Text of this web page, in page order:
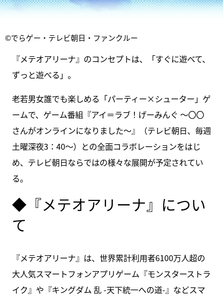
©でらゲー・テレビ朝日・ファンクルー
『メテオアリーナ』のコンセプトは、「すぐに遊べて、
ずっと遊べる」。
老若男女誰でも楽しめる「パーティー×シューター」ゲ
ームで、ゲーム番組『アイ＝ラブ！げーみんぐ ～〇〇
さんがオンラインになりました～』（テレビ朝日、毎週
土曜深夜3：40～）との全面コラボレーションをはじ
め、テレビ朝日ならではの様々な展開が予定されてい
る。
◆『メテオアリーナ』につい
て
『メテオアリーナ』は、世界累計利用者6100万人超の
大人気スマートフォンアプリゲーム『モンスターストラ
イク』や『キングダム 乱 -天下統一への道-』などスマ